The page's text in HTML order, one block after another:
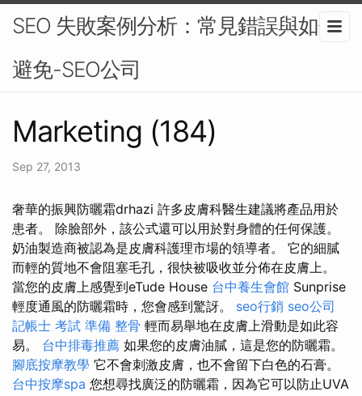
SEO 失敗案例分析：常見錯誤與如何
避免-SEO公司
Marketing (184)
Sep 27, 2013
奢華的振興防曬霜drhazi 許多皮膚科醫生建議將產品用於
患者。 除臉部外，該公式還可以用於對身體的任何保護。
奶油製造商被認為是皮膚科護理市場的領導者。 它的細膩
而輕的質地不會阻塞毛孔，很快被吸收並分佈在皮膚上。
當您的皮膚上感覺到eTude House 台中養生會館 Sunprise
輕度通風的防曬霜時，您會感到驚訝。 seo行銷 seo公司
記帳士 考試 準備 整骨 輕而易舉地在皮膚上滑動是如此容
易。 台中排毒推薦 如果您的皮膚油膩，這是您的防曬霜。
腳底按摩教學 它不會刺激皮膚，也不會留下白色的石膏。
台中按摩spa 您想尋找廣泛的防曬霜，因為它可以防止UVA